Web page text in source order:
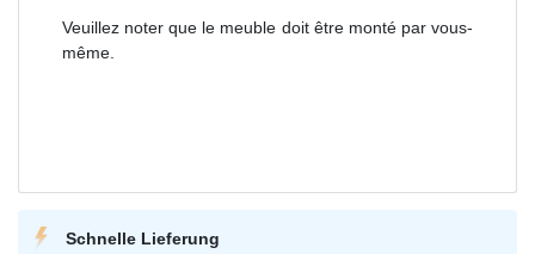
Veuillez noter que le meuble doit être monté par vous-
même.
Schnelle Lieferung